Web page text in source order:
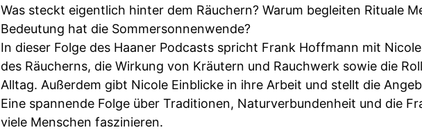
Was steckt eigentlich hinter dem Räuchern? Warum begleiten Rituale
Bedeutung hat die Sommersonnenwende?
In dieser Folge des Haaner Podcasts spricht Frank Hoffmann mit
des Räucherns, die Wirkung von Kräutern und Rauchwerk sowie die
Alltag. Außerdem gibt Nicole Einblicke in ihre Arbeit und stellt die
Eine spannende Folge über Traditionen, Naturverbundenheit und die
viele Menschen faszinieren.